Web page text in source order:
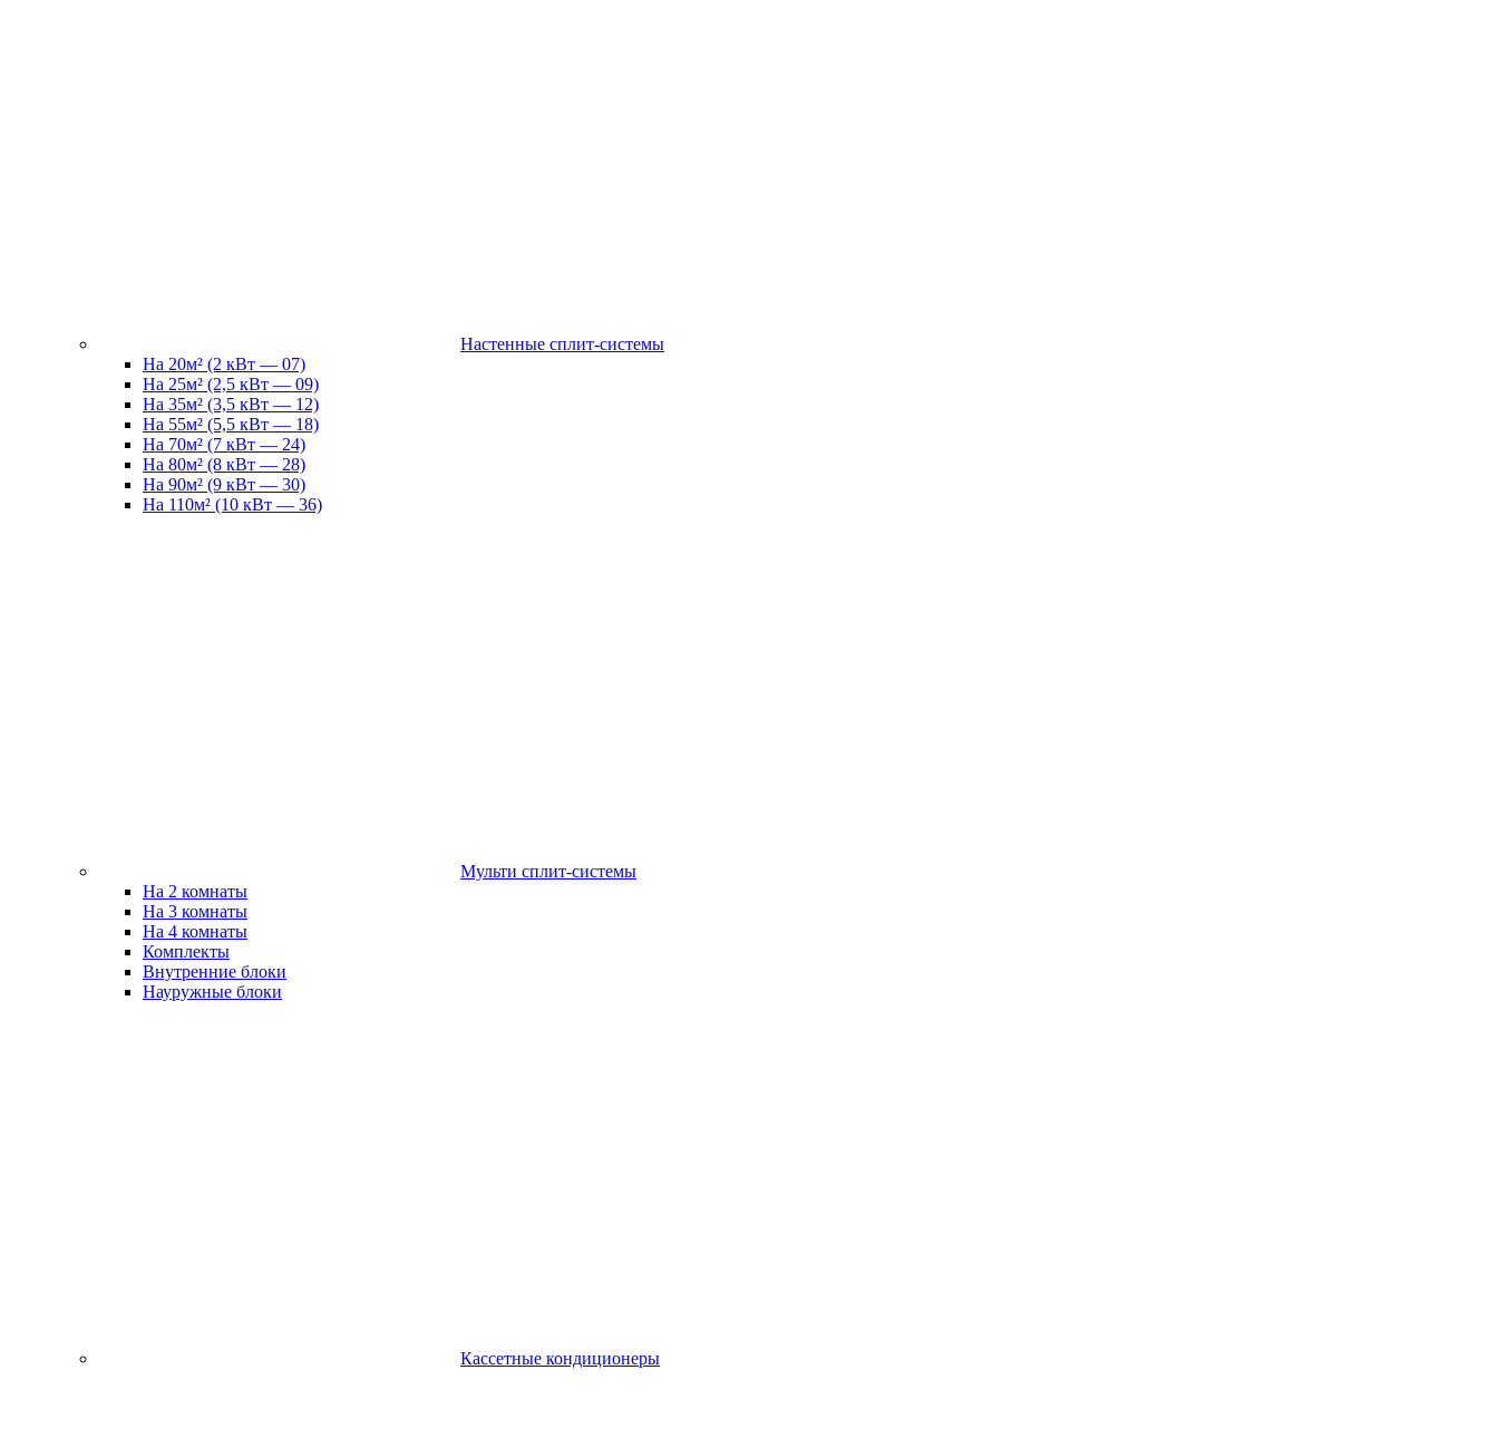
Настенные сплит-системы
На 20м² (2 кВт — 07)
На 25м² (2,5 кВт — 09)
На 35м² (3,5 кВт — 12)
На 55м² (5,5 кВт — 18)
На 70м² (7 кВт — 24)
На 80м² (8 кВт — 28)
На 90м² (9 кВт — 30)
На 110м² (10 кВт — 36)
Мульти сплит-системы
На 2 комнаты
На 3 комнаты
На 4 комнаты
Комплекты
Внутренние блоки
Науружные блоки
Кассетные кондиционеры